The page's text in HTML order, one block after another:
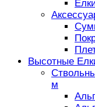
Высотные
м